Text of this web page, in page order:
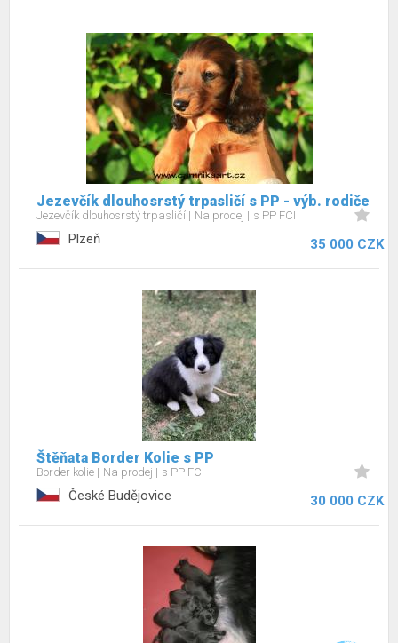
Jezevčík dlouhosrstý trpasličí s PP - výb. rodiče
Jezevčík dlouhosrstý trpasličí Na prodej s PP FCI
Plzeň 35 000 CZK
Štěňata Border Kolie s PP
Border kolie Na prodej s PP FCI
České Budějovice 30 000 CZK